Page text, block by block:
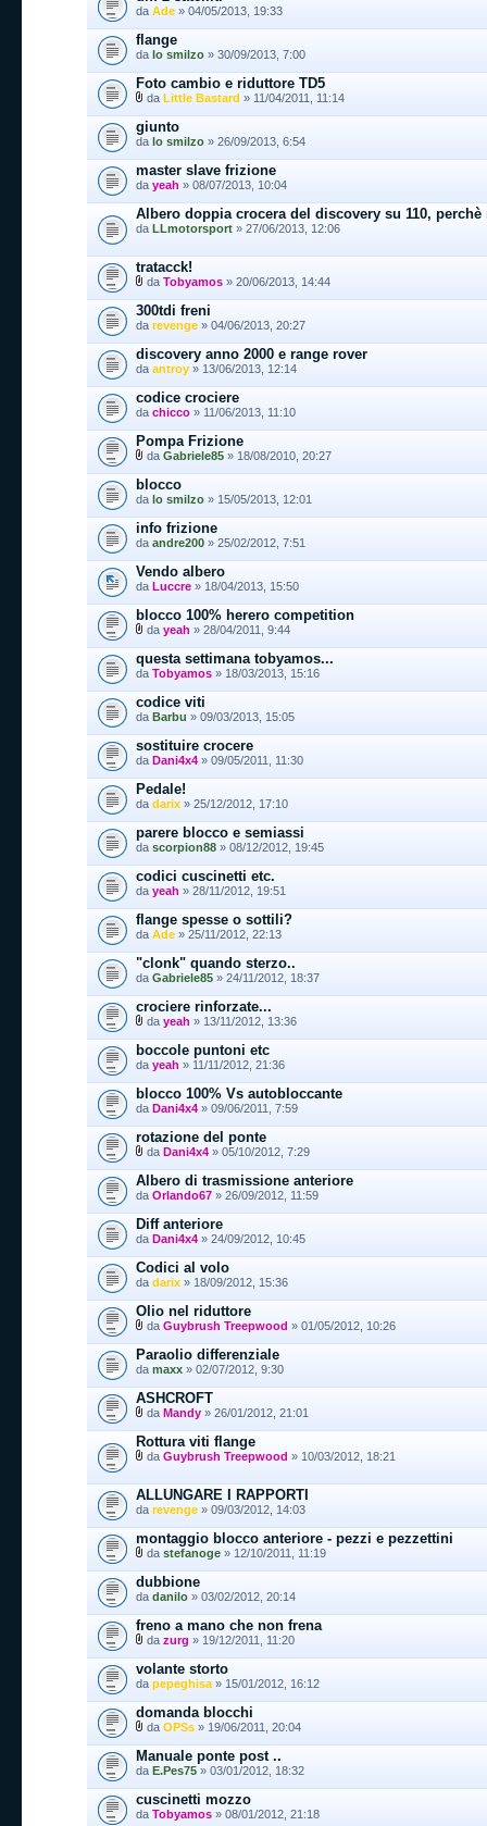
da Ade » 04/05/2013, 19:33
flange
da lo smilzo » 30/09/2013, 7:00
Foto cambio e riduttore TD5
da Little Bastard » 11/04/2011, 11:14
giunto
da lo smilzo » 26/09/2013, 6:54
master slave frizione
da yeah » 08/07/2013, 10:04
Albero doppia crocera del discovery su 110, perchè
da LLmotorsport » 27/06/2013, 12:06
tratacck!
da Tobyamos » 20/06/2013, 14:44
300tdi freni
da revenge » 04/06/2013, 20:27
discovery anno 2000 e range rover
da antroy » 13/06/2013, 12:14
codice crociere
da chicco » 11/06/2013, 11:10
Pompa Frizione
da Gabriele85 » 18/08/2010, 20:27
blocco
da lo smilzo » 15/05/2013, 12:01
info frizione
da andre200 » 25/02/2012, 7:51
Vendo albero
da Luccre » 18/04/2013, 15:50
blocco 100% herero competition
da yeah » 28/04/2011, 9:44
questa settimana tobyamos...
da Tobyamos » 18/03/2013, 15:16
codice viti
da Barbu » 09/03/2013, 15:05
sostituire crocere
da Dani4x4 » 09/05/2011, 11:30
Pedale!
da darix » 25/12/2012, 17:10
parere blocco e semiassi
da scorpion88 » 08/12/2012, 19:45
codici cuscinetti etc.
da yeah » 28/11/2012, 19:51
flange spesse o sottili?
da Ade » 25/11/2012, 22:13
"clonk" quando sterzo..
da Gabriele85 » 24/11/2012, 18:37
crociere rinforzate...
da yeah » 13/11/2012, 13:36
boccole puntoni etc
da yeah » 11/11/2012, 21:36
blocco 100% Vs autobloccante
da Dani4x4 » 09/06/2011, 7:59
rotazione del ponte
da Dani4x4 » 05/10/2012, 7:29
Albero di trasmissione anteriore
da Orlando67 » 26/09/2012, 11:59
Diff anteriore
da Dani4x4 » 24/09/2012, 10:45
Codici al volo
da darix » 18/09/2012, 15:36
Olio nel riduttore
da Guybrush Treepwood » 01/05/2012, 10:26
Paraolio differenziale
da maxx » 02/07/2012, 9:30
ASHCROFT
da Mandy » 26/01/2012, 21:01
Rottura viti flange
da Guybrush Treepwood » 10/03/2012, 18:21
ALLUNGARE I RAPPORTI
da revenge » 09/03/2012, 14:03
montaggio blocco anteriore - pezzi e pezzettini
da stefanoge » 12/10/2011, 11:19
dubbione
da danilo » 03/02/2012, 20:14
freno a mano che non frena
da zurg » 19/12/2011, 11:20
volante storto
da pepeghisa » 15/01/2012, 16:12
domanda blocchi
da OPSs » 19/06/2011, 20:04
Manuale ponte post ..
da E.Pes75 » 03/01/2012, 18:32
cuscinetti mozzo
da Tobyamos » 08/01/2012, 21:18